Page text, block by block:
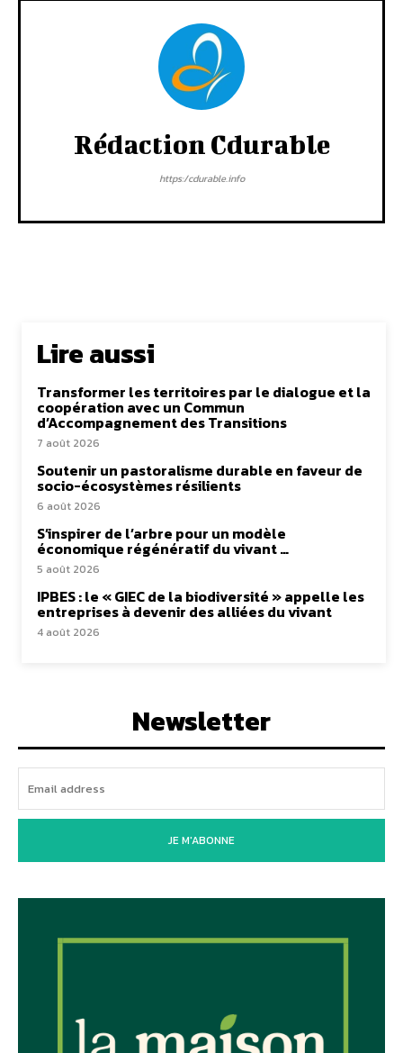
Rédaction Cdurable
https:/cdurable.info
Lire aussi
Transformer les territoires par le dialogue et la
coopération avec un Commun
d’Accompagnement des Transitions
7 août 2026
Soutenir un pastoralisme durable en faveur de
socio-écosystèmes résilients
6 août 2026
S’inspirer de l’arbre pour un modèle
économique régénératif du vivant …
5 août 2026
IPBES : le « GIEC de la biodiversité » appelle les
entreprises à devenir des alliées du vivant
4 août 2026
Newsletter
JE M'ABONNE